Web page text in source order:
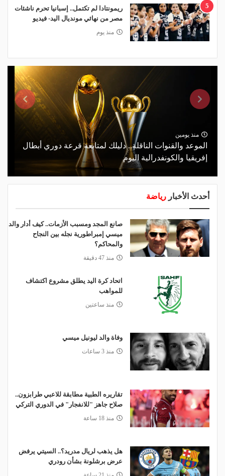
5
ريمونتادا لم تكتمل.. إسبانيا تحرم ناشئات
مصر من نهائي مونديال اليد- فيديو
منذ يوم
منذ يومين
الموعد والقنوات الناقلة.. دليلك لمتابعة قرعة دوري أبطال
إفريقيا والكونفدرالية اليوم
أحدث الأخبار رياضة
صانع المجد ومسبب الأزمات.. كيف أدار والد
ميسي إمبراطورية نجله بين النجاح
والمحاكم؟
منذ 47 دقيقة
اتحاد كرة اليد يطلق مشروع اكتشاف
للمواهب
منذ ساعتين
وفاة والد ليونيل ميسي
منذ 3 ساعات
تقاريره الطبية مطابقة للاعبي طرابزون..
صلاح جاهز "للانفجار" في الدوري التركي
منذ 18 ساعة
هل يذهب لريال مدريد؟.. السيتي يرفض
عرض برشلونة بشأن رودري